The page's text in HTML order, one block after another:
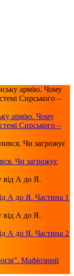
армію. Чому
Сирського –
Чи загрожує
А до Я. Частина 1
А до Я. Частина 2
Мафіозний